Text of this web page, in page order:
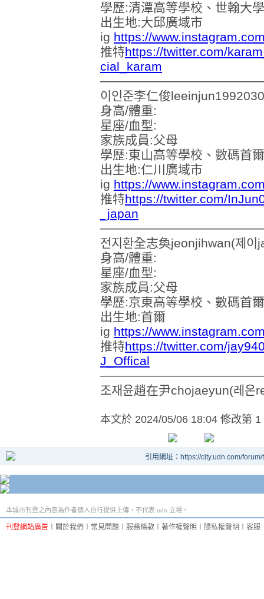
學歷:清潭高等學校、世翰大
出生地:大邱廣域市
ig https://
推特https://twitter.com/
cial_karam
이인준李仁俊
身高/體重:
星座/血型:
家族成員:父母
學歷:東山高等學校、數碼首
出生地:仁川廣域市
ig https://
推特https://twitter.com/
_japan
전지환全志奐jeonjihwan(제
身高/體重:
星座/血型:
家族成員:父母
學歷:京東高等學校、數碼首
出生地:首爾
ig https://
推特https://twitter.com/
J_Offical
조재윤趙在尹chojaeyun(레온
本文於 2024/05/06 18:04 修改第 1
引用網址：https://city.udn.com/
本城市刊登之內容為作者個人自行提供上傳，不代表 udn 立場。
刊登網站廣告 關於我們 常見問題 服務條款 著作權聲明 隱私權聲明 客服